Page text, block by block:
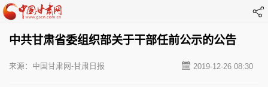
中共甘肃省委组织部关于干部任前公示的公告
2019-12-26 08:30
来源：中国甘肃网-甘肃日报